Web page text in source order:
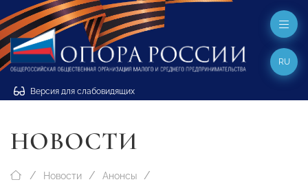
Версия для слабовидящих
RU
НОВОСТИ
Новости Анонсы